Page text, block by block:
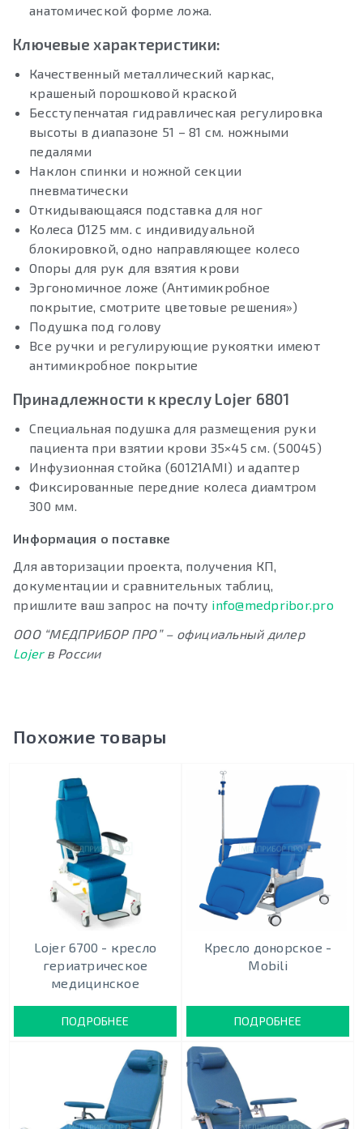
анатомической форме ложа.
Ключевые характеристики:
Качественный металлический каркас,
крашеный порошковой краской
Бесступенчатая гидравлическая регулировка
высоты в диапазоне 51 – 81 см. ножными
педалями
Наклон спинки и ножной секции
пневматически
Откидывающаяся подставка для ног
Колеса Ø125 мм. с индивидуальной
блокировкой, одно направляющее колесо
Опоры для рук для взятия крови
Эргономичное ложе (Антимикробное
покрытие, смотрите цветовые решения»)
Подушка под голову
Все ручки и регулирующие рукоятки имеют
антимикробное покрытие
Принадлежности к креслу Lojer 6801
Специальная подушка для размещения руки
пациента при взятии крови 35×45 см. (50045)
Инфузионная стойка (60121AMI) и адаптер
Фиксированные передние колеса диамтром
300 мм.
Информация о поставке
Для авторизации проекта, получения КП,
документации и сравнительных таблиц,
пришлите ваш запрос на почту info@medpribor.pro
ООО “МЕДПРИБОР ПРО” – официальный дилер
Lojerв России
Похожие товары
Lojer 6700 - кресло
гериатрическое
медицинское
ПОДРОБНЕЕ
Кресло донорское -
Mobili
ПОДРОБНЕЕ